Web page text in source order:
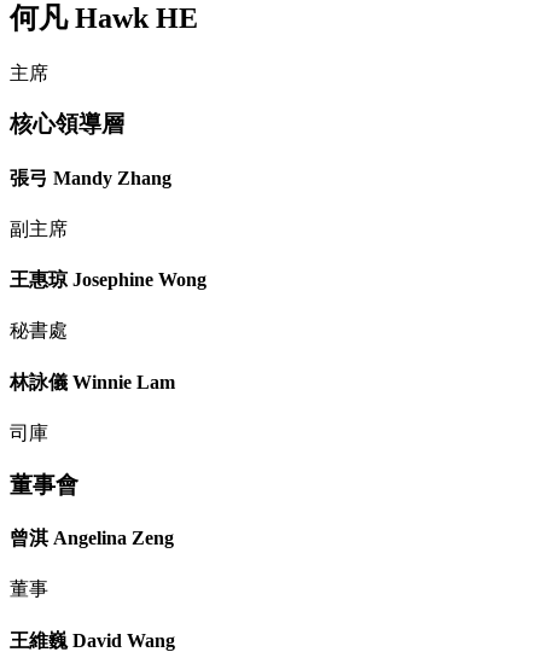
何凡 Hawk HE
主席
核心領導層
張弓 Mandy Zhang
副主席
王惠琼 Josephine Wong
秘書處
林詠儀 Winnie Lam
司庫
董事會
曾淇 Angelina Zeng
董事
王維巍 David Wang